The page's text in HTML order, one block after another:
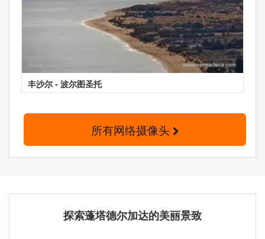
丰沙尔 - 波尔图圣托
所有网络摄像头
探索蓬塔德尔加达的美丽景致